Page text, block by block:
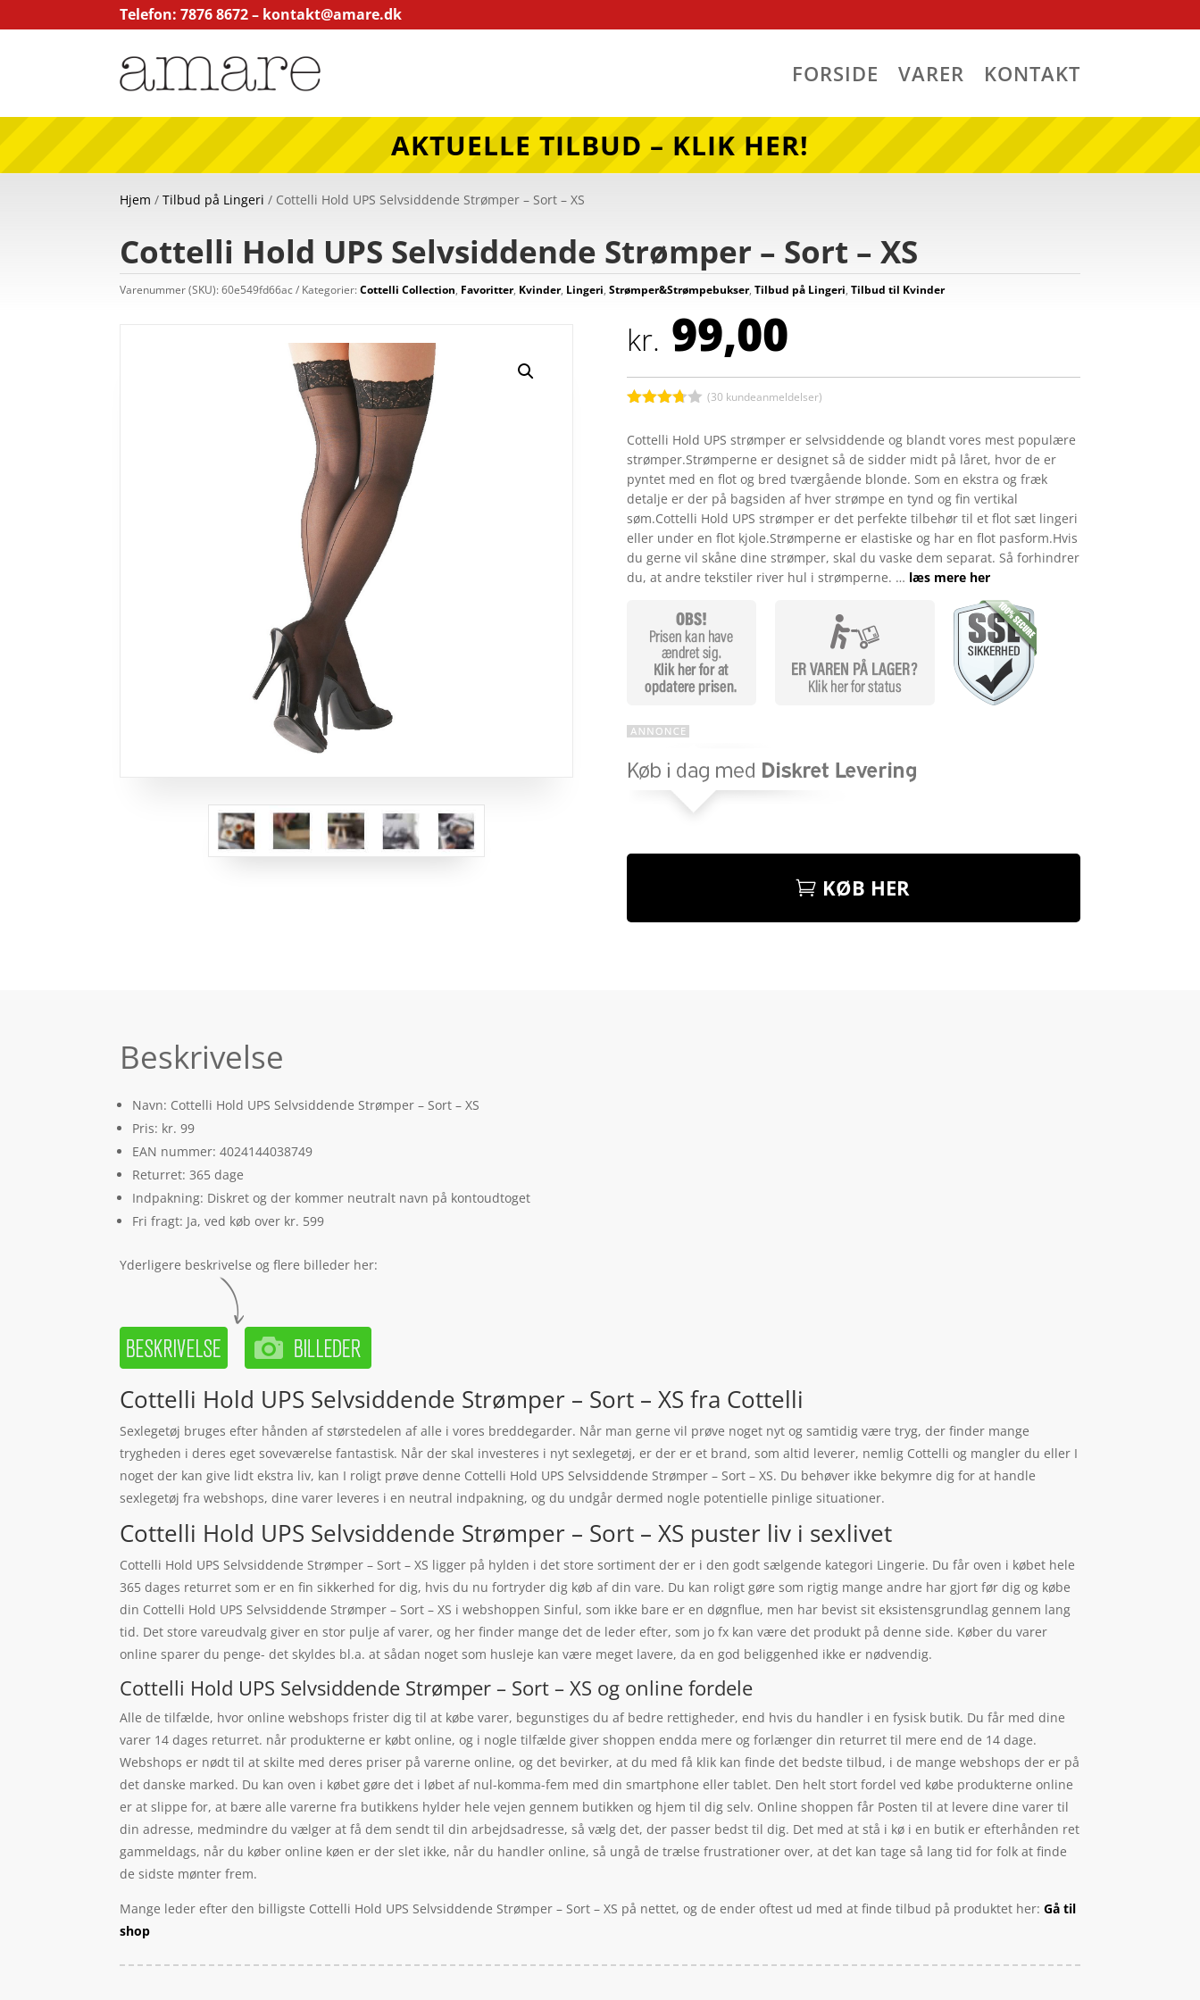
Telefon: 7876 8672 – kontakt@amare.dk
FORSIDE VARER KONTAKT
AKTUELLE TILBUD – KLIK HER!
Hjem /Tilbud på Lingeri / Cottelli Hold UPS Selvsiddende Strømper – Sort – XS
Cottelli Hold UPS Selvsiddende Strømper – Sort – XS
Varenummer (SKU):60e549fd66ac Kategorier:Cottelli Collection, Favoritter, Kvinder, Lingeri,Strømper&Strømpebukser,Tilbud på Lingeri,Tilbud til Kvinder
kr. 99,00
3.7ud
af 5
baseret
på
kundebed
ømmels
er
(30 kundeanmeldelser)
Cottelli Hold UPS strømper er selvsiddende og blandt vores mest populære
strømper.Strømperne er designet så de sidder midt på låret, hvor de er
pyntet med en flot og bred tværgående blonde. Som en ekstra og fræk
detalje er der på bagsiden af hver strømpe en tynd og fin vertikal
søm.Cottelli Hold UPS strømper er det perfekte tilbehør til et flot sæt lingeri
eller under en flot kjole.Strømperne er elastiske og har en flot pasform.Hvis
du gerne vil skåne dine strømper, skal du vaske dem separat. Så forhindrer
du, at andre tekstiler river hul i strømperne. … læs mere her
KØB HER
Beskrivelse
Navn: Cottelli Hold UPS Selvsiddende Strømper – Sort – XS
Pris: kr. 99
EAN nummer: 4024144038749
Returret: 365 dage
Indpakning: Diskret og der kommer neutralt navn på kontoudtoget
Fri fragt: Ja, ved køb over kr. 599
Yderligere beskrivelse og flere billeder her:
Cottelli Hold UPS Selvsiddende Strømper – Sort – XS fra Cottelli
Sexlegetøj bruges efter hånden af størstedelen af alle i vores breddegarder. Når man gerne vil prøve noget nyt og samtidig være tryg, der finder mange
trygheden i deres eget soveværelse fantastisk. Når der skal investeres i nyt sexlegetøj, er der er et brand, som altid leverer, nemlig Cottelli og mangler du eller I
noget der kan give lidt ekstra liv, kan I roligt prøve denne Cottelli Hold UPS Selvsiddende Strømper – Sort – XS. Du behøver ikke bekymre dig for at handle
sexlegetøj fra webshops, dine varer leveres i en neutral indpakning, og du undgår dermed nogle potentielle pinlige situationer.
Cottelli Hold UPS Selvsiddende Strømper – Sort – XS puster liv i sexlivet
Cottelli Hold UPS Selvsiddende Strømper – Sort – XS ligger på hylden i det store sortiment der er i den godt sælgende kategori Lingerie. Du får oven i købet hele
365 dages returret som er en fin sikkerhed for dig, hvis du nu fortryder dig køb af din vare. Du kan roligt gøre som rigtig mange andre har gjort før dig og købe
din Cottelli Hold UPS Selvsiddende Strømper – Sort – XS i webshoppen Sinful, som ikke bare er en døgnflue, men har bevist sit eksistensgrundlag gennem lang
tid. Det store vareudvalg giver en stor pulje af varer, og her finder mange det de leder efter, som jo fx kan være det produkt på denne side. Køber du varer
online sparer du penge- det skyldes bl.a. at sådan noget som husleje kan være meget lavere, da en god beliggenhed ikke er nødvendig.
Cottelli Hold UPS Selvsiddende Strømper – Sort – XS og online fordele
Alle de tilfælde, hvor online webshops frister dig til at købe varer, begunstiges du af bedre rettigheder, end hvis du handler i en fysisk butik. Du får med dine
varer 14 dages returret. når produkterne er købt online, og i nogle tilfælde giver shoppen endda mere og forlænger din returret til mere end de 14 dage.
Webshops er nødt til at skilte med deres priser på varerne online, og det bevirker, at du med få klik kan finde det bedste tilbud, i de mange webshops der er på
det danske marked. Du kan oven i købet gøre det i løbet af nul-komma-fem med din smartphone eller tablet. Den helt stort fordel ved købe produkterne online
er at slippe for, at bære alle varerne fra butikkens hylder hele vejen gennem butikken og hjem til dig selv. Online shoppen får Posten til at levere dine varer til
din adresse, medmindre du vælger at få dem sendt til din arbejdsadresse, så vælg det, der passer bedst til dig. Det med at stå i kø i en butik er efterhånden ret
gammeldags, når du køber online køen er der slet ikke, når du handler online, så ungå de trælse frustrationer over, at det kan tage så lang tid for folk at finde
de sidste mønter frem.
Mange leder efter den billigste Cottelli Hold UPS Selvsiddende Strømper – Sort – XS på nettet, og de ender oftest ud med at finde tilbud på produktet her:Gå til
shop